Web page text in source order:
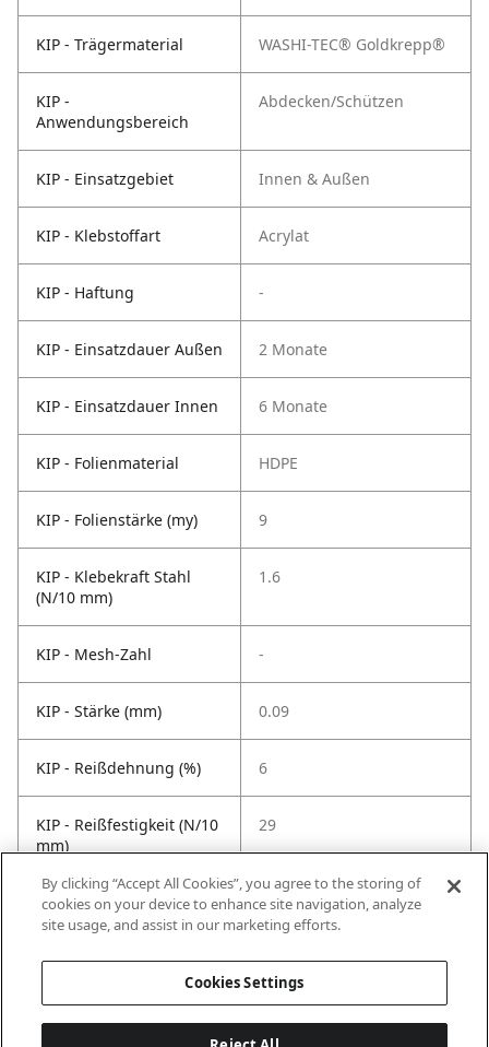
KIP - Trägermaterial WASHI-TEC® Goldkrepp®
KIP -
Anwendungsbereich
Abdecken/Schützen
KIP - Einsatzgebiet Innen & Außen
KIP - Klebstoffart Acrylat
KIP - Haftung -
KIP - Einsatzdauer Außen 2 Monate
KIP - Einsatzdauer Innen 6 Monate
KIP - Folienmaterial HDPE
KIP - Folienstärke (my) 9
KIP - Klebekraft Stahl
(N/10 mm)
1.6
KIP - Mesh-Zahl -
KIP - Stärke (mm) 0.09
KIP - Reißdehnung (%) 6
KIP - Reißfestigkeit (N/10
mm)
29
KIP -
Temperaturbeständigkeit
100
By clicking “Accept All Cookies”, you agree to the storing of
cookies on your device to enhance site navigation, analyze
site usage, and assist in our marketing efforts.
Cookies Settings